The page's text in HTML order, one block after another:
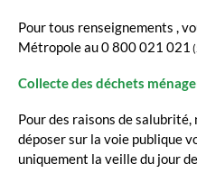
Pour tous renseignements ,
Métropole au 0 800 021 021
Collecte des déchets
Pour des raisons de salubrité,
déposer sur la voie publique
uniquement la veille du jour